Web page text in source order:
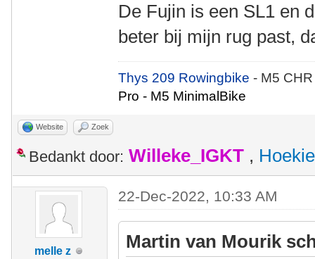
De Fujin is een SL1 en
beter bij mijn rug past,
Thys 209 Rowingbike- M5
Pro - M5 MinimalBike
Website Zoek
Bedankt door: Willeke_IGKT , Hoekie
melle z
22-Dec-2022, 10:33 AM
Martin van Mourik